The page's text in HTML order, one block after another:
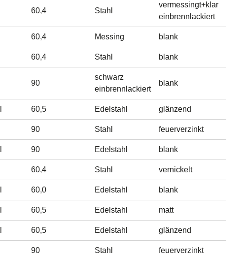
60,4 Stahl
vermessingt+klar
einbrennlackiert
60,4 Messing blank
60,4 Stahl blank
90
schwarz
einbrennlackiert
blank
60,5 Edelstahl glänzend
90 Stahl feuerverzinkt
90 Edelstahl blank
60,4 Stahl vernickelt
60,0 Edelstahl blank
60,5 Edelstahl matt
60,5 Edelstahl glänzend
90 Stahl feuerverzinkt